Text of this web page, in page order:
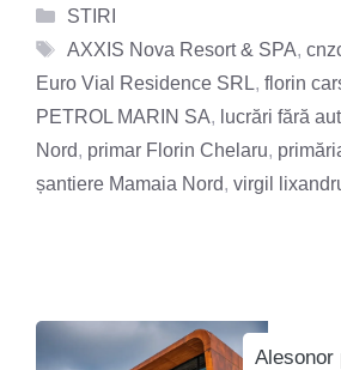
Categorii
STIRI
Etichete
AXXIS Nova Resort & SPA,
Euro Vial Residence SRL, florin
PETROL MARIN SA, lucrări fără
Nord, primar Florin Chelaru,
șantiere Mamaia Nord, virgil
Alesonor